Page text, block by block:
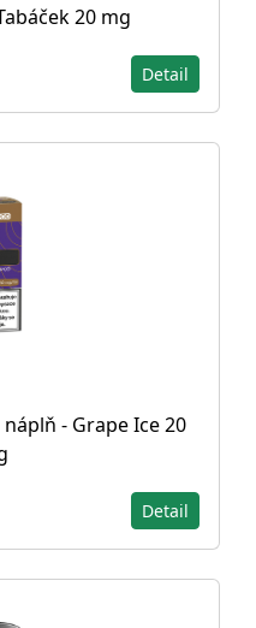
20 mg
Detail
- Grape Ice 20
Detail